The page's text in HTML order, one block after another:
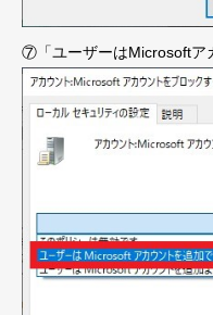
⑦「ユーザーはMicrosoftア